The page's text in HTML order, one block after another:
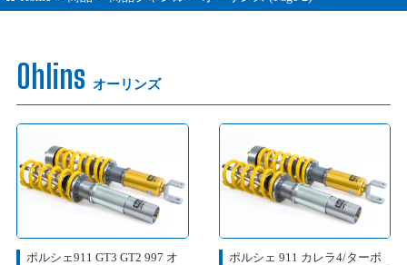
Ohlins オーリンズ
ポルシェ911 GT3 GT2 997 オ
ポルシェ 911 カレラ4/ターボ